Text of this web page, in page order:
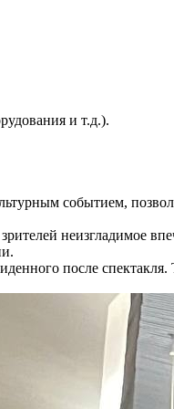
и т.д.).
событием,
неизгладимое
после